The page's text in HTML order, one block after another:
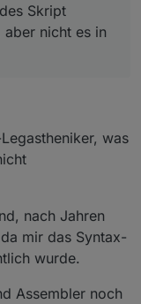
Skript
nicht es in
was
nach Jahren
mir das Syntax-
wurde.
Assembler noch